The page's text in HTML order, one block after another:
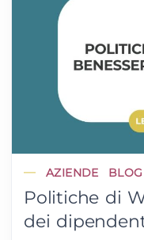
AZIENDE BLOG
Politiche di
dei